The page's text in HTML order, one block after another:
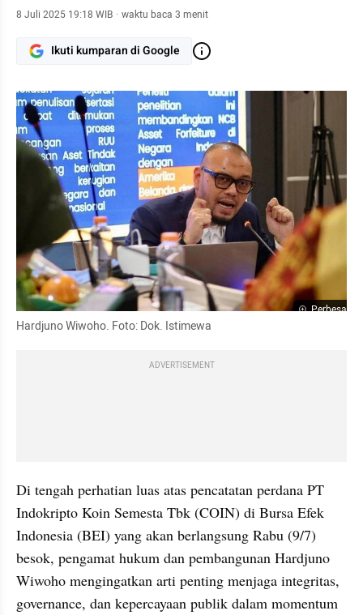
8 Juli 2025 19:18 WIB · waktu baca 3 menit
Ikuti kumparan di Google
Perbesar
Hardjuno Wiwoho. Foto: Dok. Istimewa
ADVERTISEMENT
Di tengah perhatian luas atas pencatatan perdana PT
Indokripto Koin Semesta Tbk (COIN) di Bursa Efek
Indonesia (BEI) yang akan berlangsung Rabu (9/7)
besok, pengamat hukum dan pembangunan Hardjuno
Wiwoho mengingatkan arti penting menjaga integritas,
governance, dan kepercayaan publik dalam momentum